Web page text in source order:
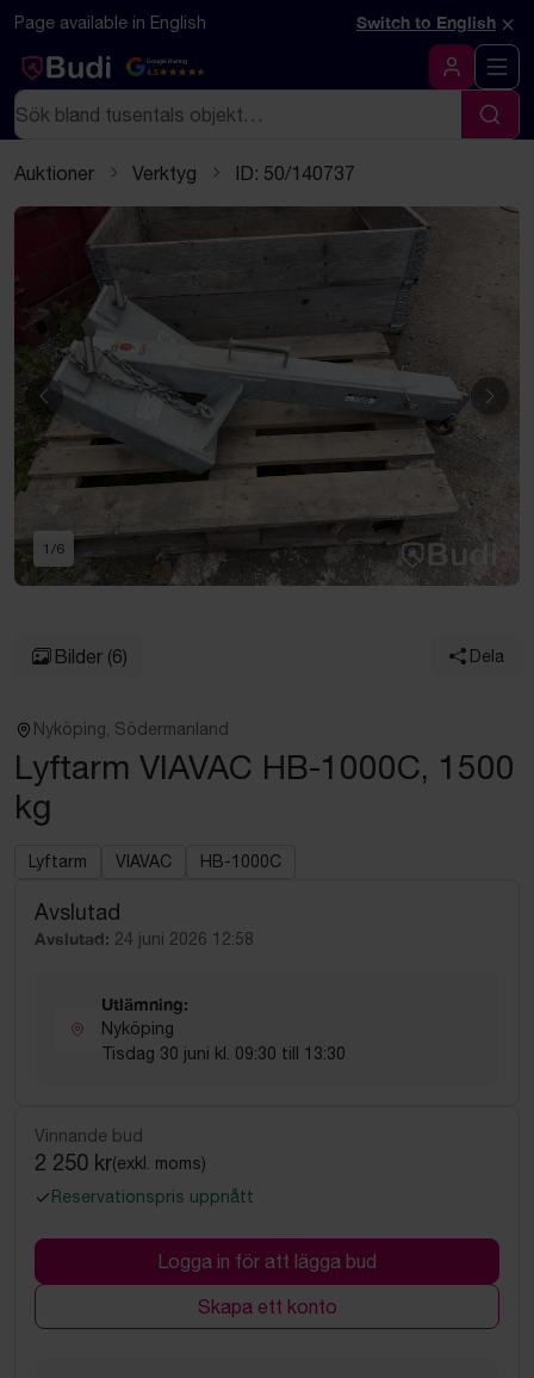
Hoppa till innehåll
Textbaserad (markdown) version av denna sida
Page available in English Switch to English ×
Google Rating
4.5
Logga in
Sök
Sök
Auktioner Verktyg ID: 50/140737
Föregående
1 /6
Bilder (6) Dela
Nyköping, Södermanland
Lyftarm VIAVAC HB-1000C, 1500
kg
Lyftarm VIAVAC HB-1000C
Avslutad
Avslutad: 24 juni 2026 12:58
Utlämning:
Nyköping
Tisdag 30 juni kl. 09:30 till 13:30
Vinnande bud
2 250 kr(exkl. moms)
Reservationspris uppnått
Logga in för att lägga bud
Skapa ett konto